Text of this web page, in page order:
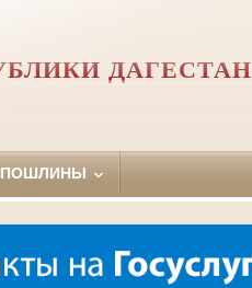
ДАГЕСТАН